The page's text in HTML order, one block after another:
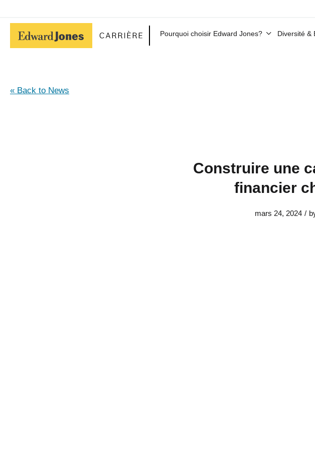
Pourquoi choisir Edward Jones? Diversité &
« Back to News
Construire une
financier
mars 24, 2024 /